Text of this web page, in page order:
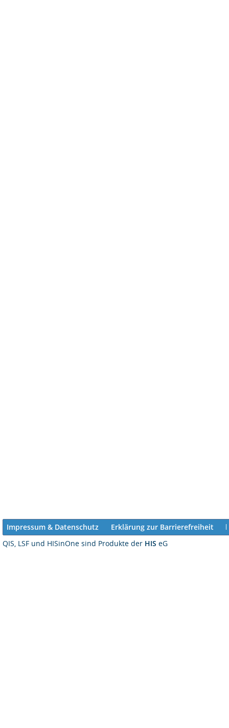
Impressum & Datenschutz
Erklärung zur Barrierefreiheit
QIS, LSF und HISinOne sind Produkte der HIS eG